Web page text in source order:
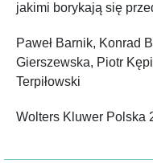
jakimi borykają się
Paweł Barnik, Konrad
Gierszewska, Piotr
Terpiłowski
Wolters Kluwer Polska